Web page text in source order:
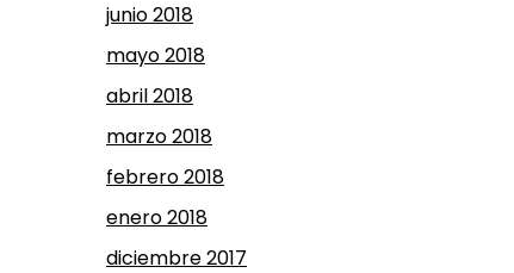
junio 2018
mayo 2018
abril 2018
marzo 2018
febrero 2018
enero 2018
diciembre 2017